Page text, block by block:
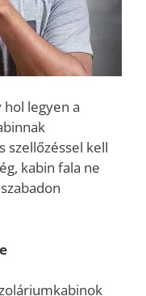
legyen a
szellőzéssel kell
kabin fala ne